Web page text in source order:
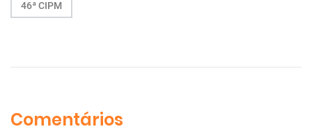
46ª CIPM
Comentários